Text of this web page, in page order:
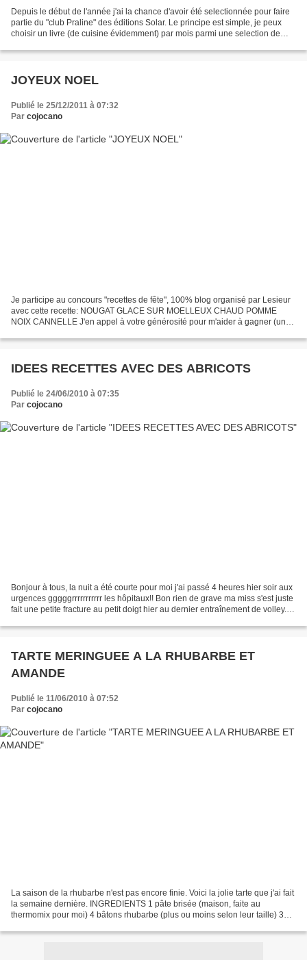
Depuis le début de l'année j'ai la chance d'avoir été selectionnée pour faire
partie du "club Praline" des éditions Solar. Le principe est simple, je peux
choisir un livre (de cuisine évidemment) par mois parmi une selection de
JOYEUX NOEL
Publié le 25/12/2011 à 07:32
Par cojocano
Je participe au concours "recettes de fête", 100% blog organisé par Lesieur
avec cette recette: NOUGAT GLACE SUR MOELLEUX CHAUD POMME
NOIX CANNELLE J'en appel à votre générosité pour m'aider à gagner (une
IDEES RECETTES AVEC DES ABRICOTS
Publié le 24/06/2010 à 07:35
Par cojocano
Bonjour à tous, la nuit a été courte pour moi j'ai passé 4 heures hier soir aux
urgences gggggrrrrrrrrrrr les hôpitaux!! Bon rien de grave ma miss s'est juste
fait une petite fracture au petit doigt hier au dernier entraînement de volley.
TARTE MERINGUEE A LA RHUBARBE ET
AMANDE
Publié le 11/06/2010 à 07:52
Par cojocano
La saison de la rhubarbe n'est pas encore finie. Voici la jolie tarte que j'ai fait
la semaine dernière. INGREDIENTS 1 pâte brisée (maison, faite au
thermomix pour moi) 4 bâtons rhubarbe (plus ou moins selon leur taille) 3